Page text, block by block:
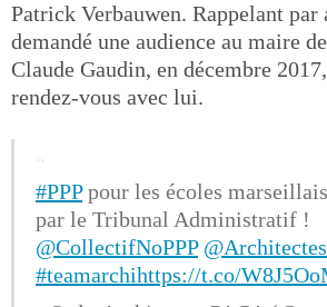
Patrick Verbauwen. Rappelant
demandé une audience au maire
Claude Gaudin, en décembre
rendez-vous avec lui.
#PPPpour les écoles
par le Tribunal Administratif !
@CollectifNoPPP
#teamarchihttps://t.co/